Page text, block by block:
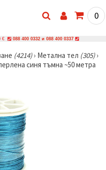
0
€ 088 400 0332 и 088 400 0337
(4214)› Метална тел (305)›
синя тъмна ~50 метра